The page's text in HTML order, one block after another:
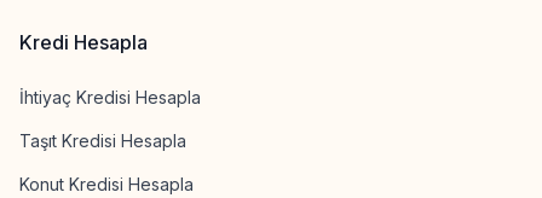
Kredi Hesapla
İhtiyaç Kredisi Hesapla
Taşıt Kredisi Hesapla
Konut Kredisi Hesapla